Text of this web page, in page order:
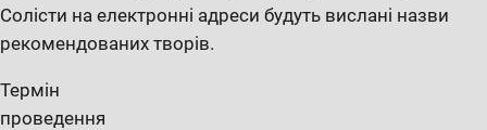
Солісти на електронні адреси будуть вислані назви
рекомендованих творів.
Термін
проведення